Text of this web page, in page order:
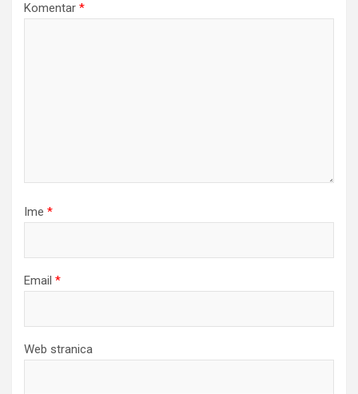
Komentar *
Ime *
Email *
Web stranica